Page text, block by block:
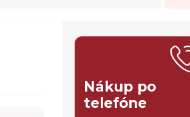
Nákup po
telefóne